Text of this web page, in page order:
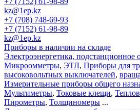
kz@1ep.kz
+7 (708) 748-69-93
+7 (7152) 61-98-89
kz@1ep.kz
Приборы в наличии на складе
Электроэнергетика, подстанционное
Микроомметры, ЭТЛ, Приборы для
высоковольтных выключателей,
Измерительные приборы общего
Мультиметры, Токовые клещи,
Пирометры, Толщиномеры ...